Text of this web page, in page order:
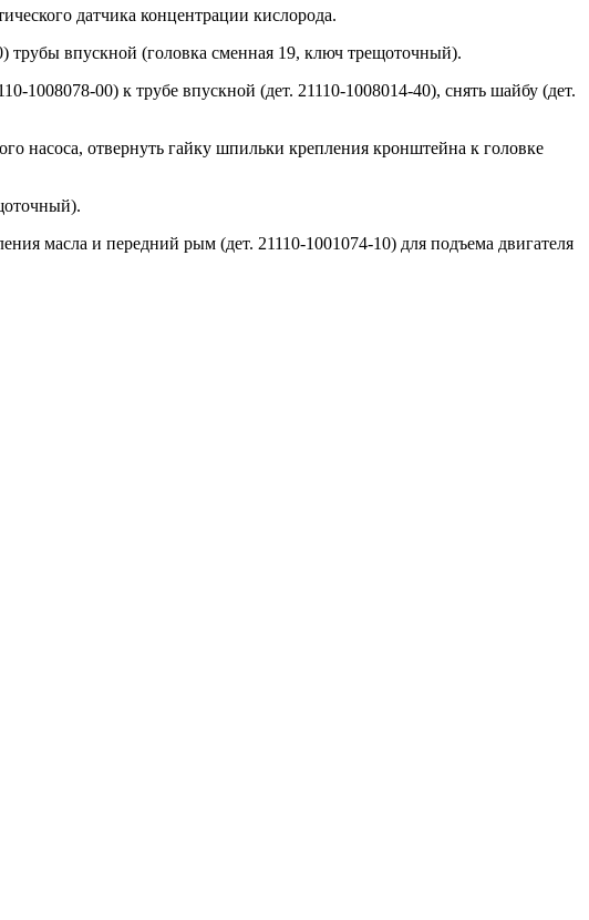
датчика концентрации кислорода.
трубы впускной (головка сменная 19, ключ трещоточный).
1008078-00) к трубе впускной (дет. 21110-1008014-40), снять шайбу (дет.
насоса, отвернуть гайку шпильки крепления кронштейна к головке
масла и передний рым (дет. 21110-1001074-10) для подъема двигателя